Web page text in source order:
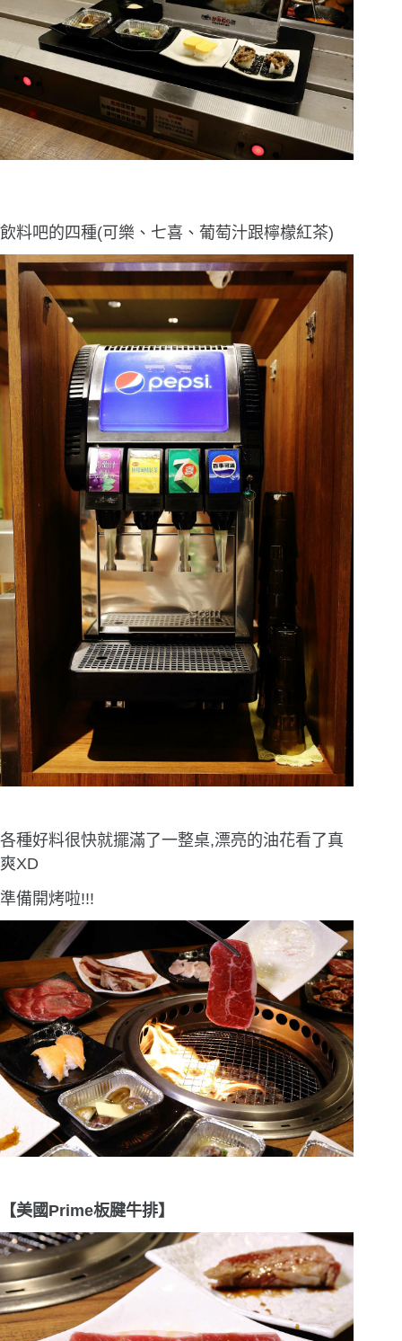
飲料吧的四種(可樂、七喜、葡萄汁跟檸檬紅茶)
各種好料很快就擺滿了一整桌,漂亮的油花看了真
爽XD
準備開烤啦!!!
【美國Prime板腱牛排】